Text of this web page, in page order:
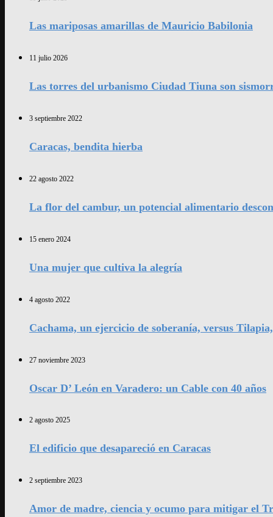
Las mariposas amarillas de Mauricio Babilonia
11 julio 2026
Las torres del urbanismo Ciudad Tiuna son
3 septiembre 2022
Caracas, bendita hierba
22 agosto 2022
La flor del cambur, un potencial alimentario
15 enero 2024
Una mujer que cultiva la alegría
4 agosto 2022
Cachama, un ejercicio de soberanía, versus
27 noviembre 2023
Oscar D’ León en Varadero: un Cable con 40 años
2 agosto 2025
El edificio que desapareció en Caracas
2 septiembre 2023
Amor de madre, ciencia y ocumo para mitigar el